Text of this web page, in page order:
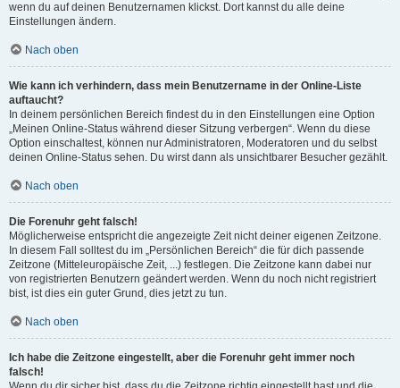
wenn du auf deinen Benutzernamen klickst. Dort kannst du alle deine
Einstellungen ändern.
Nach oben
Wie kann ich verhindern, dass mein Benutzername in der Online-Liste
auftaucht?
In deinem persönlichen Bereich findest du in den Einstellungen eine Option
„Meinen Online-Status während dieser Sitzung verbergen“. Wenn du diese
Option einschaltest, können nur Administratoren, Moderatoren und du selbst
deinen Online-Status sehen. Du wirst dann als unsichtbarer Besucher gezählt.
Nach oben
Die Forenuhr geht falsch!
Möglicherweise entspricht die angezeigte Zeit nicht deiner eigenen Zeitzone.
In diesem Fall solltest du im „Persönlichen Bereich“ die für dich passende
Zeitzone (Mitteleuropäische Zeit, ...) festlegen. Die Zeitzone kann dabei nur
von registrierten Benutzern geändert werden. Wenn du noch nicht registriert
bist, ist dies ein guter Grund, dies jetzt zu tun.
Nach oben
Ich habe die Zeitzone eingestellt, aber die Forenuhr geht immer noch
falsch!